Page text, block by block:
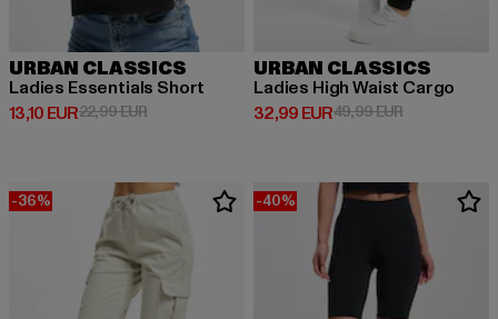
URBAN CLASSICS
Ladies Essentials Short
13,10 EUR
Derzeitiger Preis: 13,10 EUR
22,99 EURAktionspreis: 22,99 EUR
URBAN CLASSICS
Ladies High Waist Cargo
32,99 EUR
Derzeitiger Preis: 32,99 EUR
49,99 EURAktionspreis:
-36% -40%